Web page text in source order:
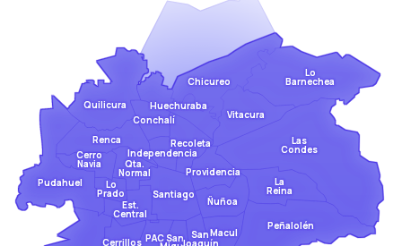
Chicureo
Cerrillos
Est.
Central
Pudahuel Lo
Prado
Cerro
Navia
Santiago
Renca
Qta.
Normal
Recoleta
Independencia
Quilicura
Conchalí
PACSan San
Joaquín
Providencia
Ñuñoa
La
Reina
Macul
Peñalolén
Las
Condes
Vitacura
Lo
Barnechea
Huechuraba